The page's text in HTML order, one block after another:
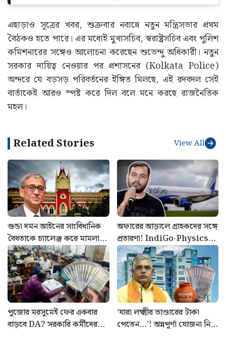
আরও পড়ুনঃ‘সব বন্ধ করে দিন, ভদ্র হন’, মুখ্যমন্ত্রী হয়েই
কাদের হুঁশিয়ারি দিলেন শুভেন্দু?
কমিশনারের সঙ্গেও আলোচনা করেছেন শুভেন্দু অধিকারী। নতুন
সরকার দায়িত্ব নেওয়ার পর প্রশাসনের (Kolkata Police)
অন্দরে যে বড়সড় পরিবর্তনের ইঙ্গিত মিলছে, এই রদবদল সেই
বার্তাকেই আরও স্পষ্ট করে দিল বলে মনে করছে রাজনৈতিক
মহল।
Related Stories View All
গুন্ডা দমন আইনের সাংবিধানিক
বৈধতাকে চ্যালেঞ্জ করে মামলা!
অফারের আড়ালে গ্রাহকদের সঙ্গে
প্রতারণা! IndiGo-Physics